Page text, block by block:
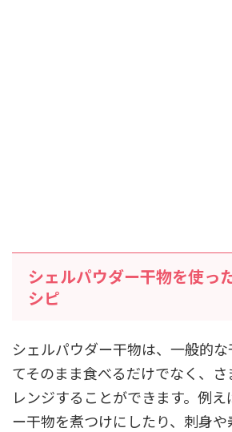
シェルパウダー干物を使っ
シピ
シェルパウダー干物は、一般的
てそのまま食べるだけでなく、
レンジすることができます。例
ー干物を煮つけにしたり、刺身